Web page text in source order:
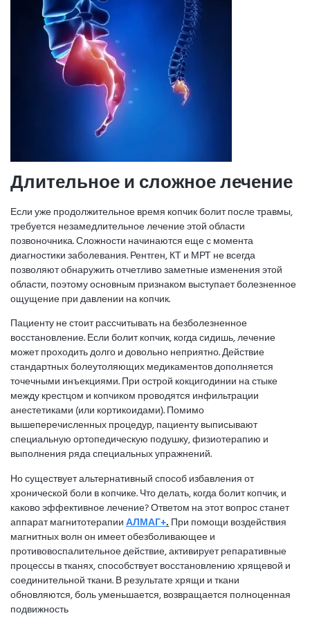
Длительное и сложное лечение
Если уже продолжительное время копчик болит после травмы,
требуется незамедлительное лечение этой области
позвоночника. Сложности начинаются еще с момента
диагностики заболевания. Рентген, КТ и МРТ не всегда
позволяют обнаружить отчетливо заметные изменения этой
области, поэтому основным признаком выступает болезненное
ощущение при давлении на копчик.
Пациенту не стоит рассчитывать на безболезненное
восстановление. Если болит копчик, когда сидишь, лечение
может проходить долго и довольно неприятно. Действие
стандартных болеутоляющих медикаментов дополняется
точечными инъекциями. При острой кокцигодинии на стыке
между крестцом и копчиком проводятся инфильтрации
анестетиками (или кортикоидами). Помимо
вышеперечисленных процедур, пациенту выписывают
специальную ортопедическую подушку, физиотерапию и
выполнения ряда специальных упражнений.
Но существует альтернативный способ избавления от
хронической боли в копчике. Что делать, когда болит копчик, и
каково эффективное лечение? Ответом на этот вопрос станет
аппарат магнитотерапииАЛМАГ+. При помощи воздействия
магнитных волн он имеет обезболивающее и
противовоспалительное действие, активирует репаративные
процессы в тканях, способствует восстановлению хрящевой и
соединительной ткани. В результате хрящи и ткани
обновляются, боль уменьшается, возвращается полноценная
подвижность